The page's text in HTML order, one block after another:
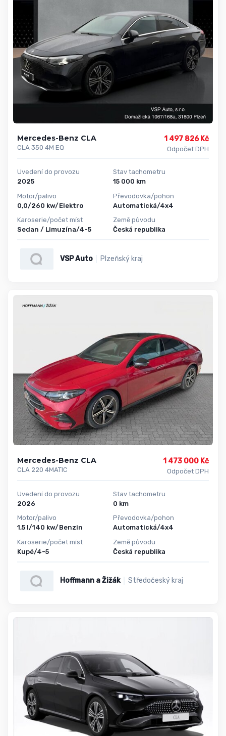
Mercedes-Benz CLA
CLA 350 4M EQ
1 497 826 Kč
Odpočet DPH
Uvedení do provozu
2025
Motor/palivo
0,0/260 kw/Elektro
Karoserie/počet míst
Sedan / Limuzína/4-5
Stav tachometru
15 000 km
Převodovka/pohon
Automatická/4x4
Země původu
Česká republika
VSP Auto Plzeňský kraj
Mercedes-Benz CLA
CLA 220 4MATIC
1 473 000 Kč
Odpočet DPH
Uvedení do provozu
2026
Motor/palivo
1,5 l/140 kw/Benzin
Karoserie/počet míst
Kupé/4-5
Stav tachometru
0 km
Převodovka/pohon
Automatická/4x4
Země původu
Česká republika
Hoffmann a Žižák Středočeský kraj